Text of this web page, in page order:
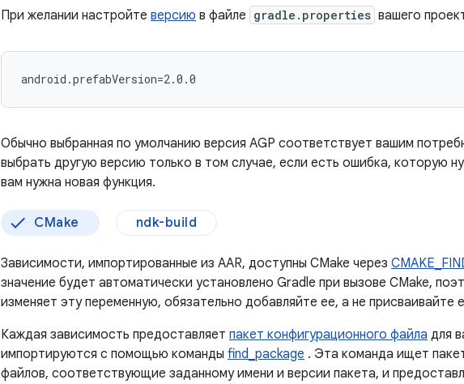
При желании настройте версию в файле gradle.properties вашего
Обычно выбранная по умолчанию версия AGP соответствует вашим
выбрать другую версию только в том случае, если есть ошибка, которую
вам нужна новая функция.
CMake ndk-build
Зависимости, импортированные из AAR, доступны CMake через
значение будет автоматически установлено Gradle при вызове CMake,
изменяет эту переменную, обязательно добавляйте ее, а не присваивайте
Каждая зависимость предоставляет пакет конфигурационного файла для
импортируются с помощью команды find_package . Эта команда ищет
файлов, соответствующие заданному имени и версии пакета, и